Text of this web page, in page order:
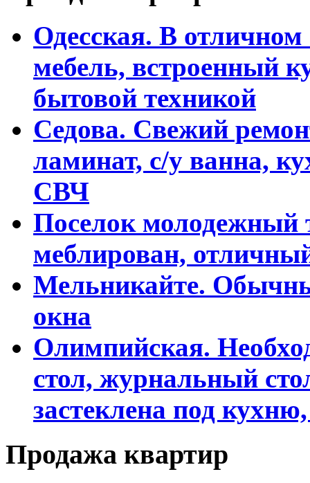
Одесская. В отличном
мебель, встроенный
бытовой техникой
Седова. Свежий
ламинат, с/у ванна,
СВЧ
Поселок молодежный
меблирован,
Мельникайте.
окна
Олимпийская.
стол, журнальный
застеклена под
Продажа квартир